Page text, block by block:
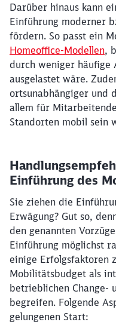
Darüber hinaus kann
Einführung moderner
fördern. So passt ein
Homeoffice-Modellen,
durch weniger
ausgelastet wäre.
ortsunabhängiger und
allem für
Standorten mobil sein
Einführung des
Sie ziehen die
Erwägung? Gut so,
den genannten
Einführung möglichst
einige Erfolgsfaktoren
Mobilitätsbudget als
betrieblichen Change-
begreifen. Folgende
gelungenen Start: